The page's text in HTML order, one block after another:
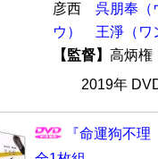
彦西 呉朋奉（
ウ）
王淨（ワ
【監督】 高炳
2019年
『命運狗不